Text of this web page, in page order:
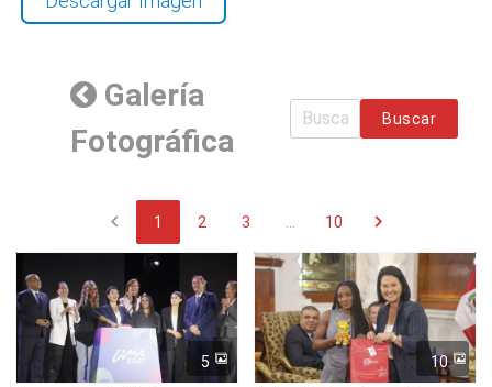
Galería
Fotográfica
Buscar
chevron_left 1 2 3 10 chevron_right
5 10